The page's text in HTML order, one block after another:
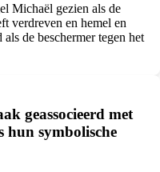
Michaël gezien als de
verdreven en hemel en
de beschermer tegen het
geassocieerd met
hun symbolische